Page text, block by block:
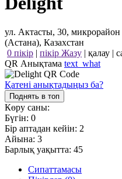
ул. Актасты, 30,
(Астана), Казахстан
0 пікір | пікір Жазу | қалау |
QR Анықтама text_what
Қатені анықтадыңыз ба?
Поднять в топ
Көру саны:
Бүгін: 0
Бір аптадан кейін: 2
Айына: 3
Барлық уақытта: 45
Сипаттамасы